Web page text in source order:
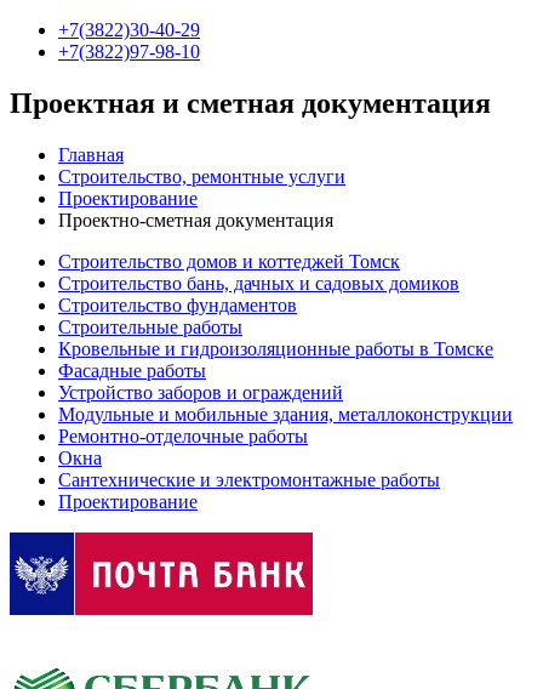
+7(3822)30-40-29
+7(3822)97-98-10
Проектная и сметная документация
Главная
Строительство, ремонтные услуги
Проектирование
Проектно-сметная документация
Строительство домов и коттеджей Томск
Строительство бань, дачных и садовых домиков
Строительство фундаментов
Строительные работы
Кровельные и гидроизоляционные работы в Томске
Фасадные работы
Устройство заборов и ограждений
Модульные и мобильные здания, металлоконструкции
Ремонтно-отделочные работы
Окна
Сантехнические и электромонтажные работы
Проектирование